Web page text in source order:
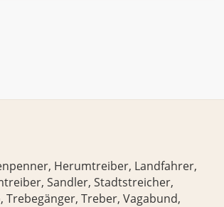
, Herumtreiber, Landfahrer,
, Sandler, Stadtstreicher,
, Trebegänger, Treber, Vagabund,